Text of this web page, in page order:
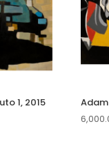
1, 2015